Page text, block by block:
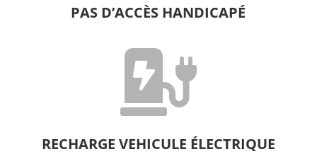
PAS D’ACCÈS HANDICAPÉ

RECHARGE VEHICULE ÉLECTRIQUE